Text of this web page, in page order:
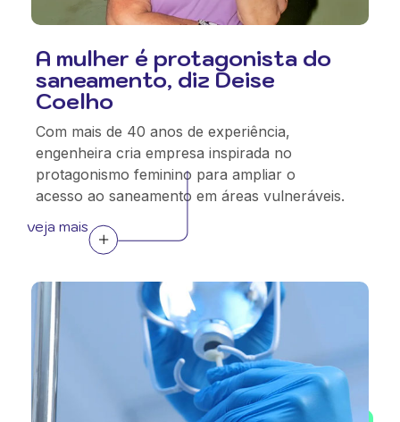
A mulher é protagonista do
saneamento, diz Deise
Coelho
Com mais de 40 anos de experiência,
engenheira cria empresa inspirada no
protagonismo feminino para ampliar o
acesso ao saneamento em áreas vulneráveis.
veja mais